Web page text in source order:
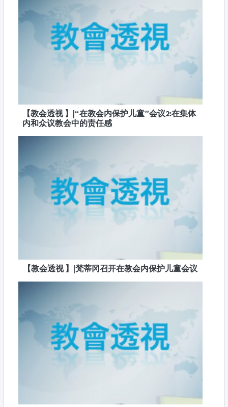
【教会透视 】|“在教会内保护儿童”会议2:在集体
内和众议教会中的责任感
【教会透视 】|梵蒂冈召开在教会内保护儿童会议